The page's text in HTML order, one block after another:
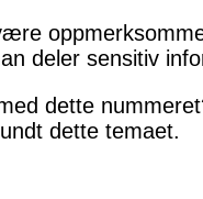
deler sensitiv
dette
dette temaet.